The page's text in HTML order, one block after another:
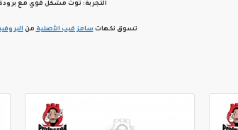
التجربة: توت مشكل قوي مع
تسوق نكهاتسامز فيبالأصليةمن